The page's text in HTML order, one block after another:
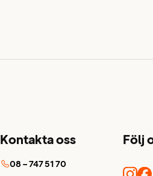
Kontakta oss
08 – 747 51 70
Följ